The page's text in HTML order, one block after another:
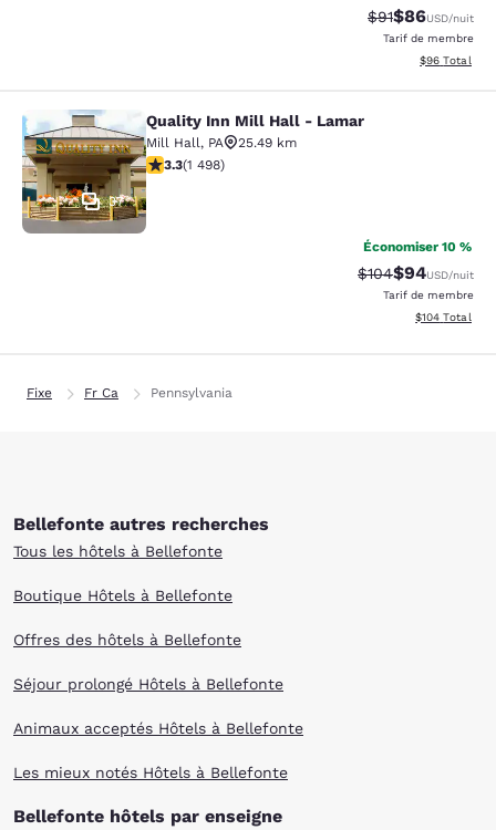
Tarif barré :
$91Tarif réduit :
$86USD/nuit
Tarif de membre
Afficher les
$96 Total
Quality Inn Mill Hall - Lamar
37
Quality Inn Mill Hall - Lamar
Mill Hall, PA
25.49 km
3.32 étoiles. Bien. 1498 commentaires
3.3(1 498)
Économiser 10 %
Tarif barré :
$104Tarif réduit :
$94USD/nuit
Tarif de membre
Afficher les
$104 Total
Fixe Fr Ca Pennsylvania
Bellefonte autres recherches
Tous les hôtels à Bellefonte
Boutique Hôtels à Bellefonte
Offres des hôtels à Bellefonte
Séjour prolongé Hôtels à Bellefonte
Animaux acceptés Hôtels à Bellefonte
Les mieux notés Hôtels à Bellefonte
Bellefonte hôtels par enseigne